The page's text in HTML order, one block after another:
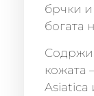
брчки
богата
Содржи
кожата
Asiatica